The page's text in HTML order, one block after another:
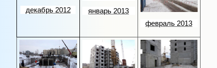
декабрь 2012
январь 2013
февраль 2013